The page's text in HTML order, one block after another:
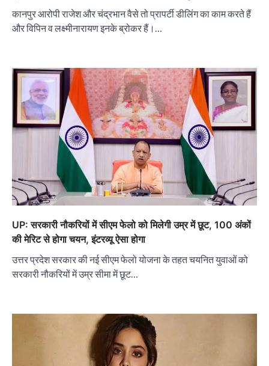
कानपुर आरोपी राजेश और चंद्रभान वैसे तो प्रापर्टी डीलिंग का काम करते हैं
और विपिन व लक्ष्मीनारायण इनके ब्रोकर हैं।…
UP: सरकारी नौकरियों में सीएम फेलो को मिलेगी उम्र में छूट, 100 अंकों
की मेरिट से होगा चयन, इंटरव्यू ऐसा होगा
उत्तर प्रदेश सरकार की नई सीएम फेलो योजना के तहत चयनित युवाओं को
सरकारी नौकरियों में उम्र सीमा में छूट…